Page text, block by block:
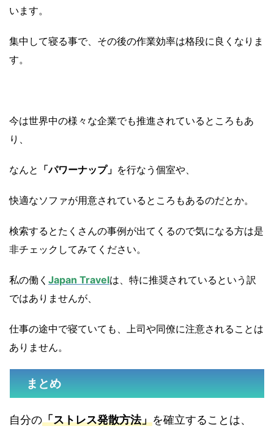
います。
集中して寝る事で、その後の作業効率は格段に良くなりま
す。
今は世界中の様々な企業でも推進されているところもあ
り、
なんと 「パワーナップ」 を行なう個室や、
快適なソファが用意されているところもあるのだとか。
検索するとたくさんの事例が出てくるので気になる方は是
非チェックしてみてください。
私の働く Japan Travelは、特に推奨されているという訳
ではありませんが、
仕事の途中で寝ていても、上司や同僚に注意されることは
ありません。
まとめ
自分の「ストレス発散方法」を確立することは、